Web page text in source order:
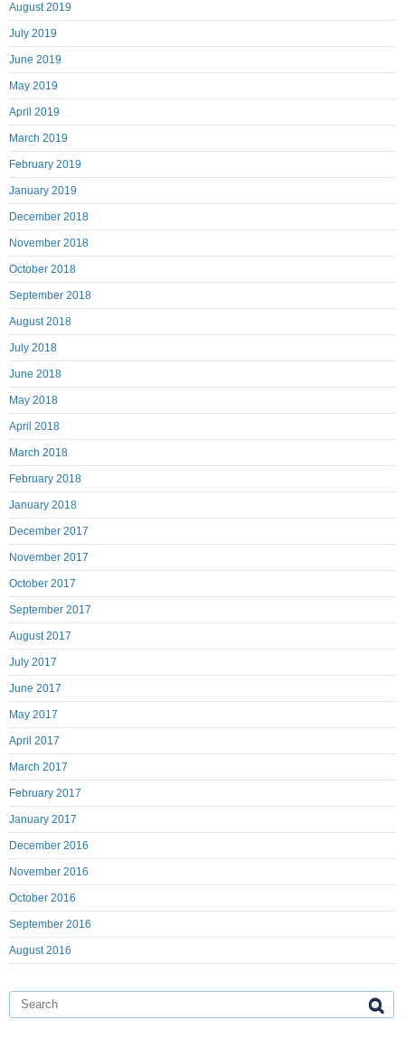
August 2019
July 2019
June 2019
May 2019
April 2019
March 2019
February 2019
January 2019
December 2018
November 2018
October 2018
September 2018
August 2018
July 2018
June 2018
May 2018
April 2018
March 2018
February 2018
January 2018
December 2017
November 2017
October 2017
September 2017
August 2017
July 2017
June 2017
May 2017
April 2017
March 2017
February 2017
January 2017
December 2016
November 2016
October 2016
September 2016
August 2016